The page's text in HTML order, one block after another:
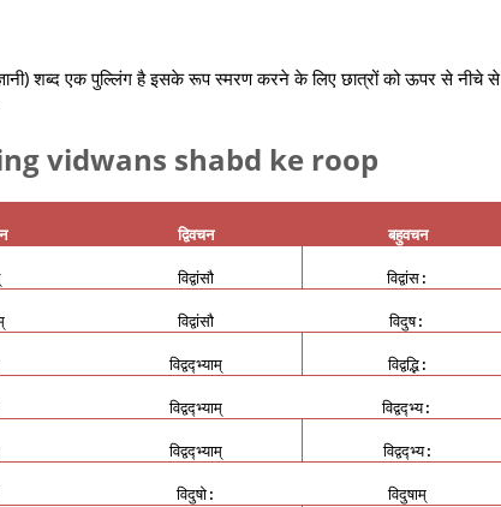
शब्द एक पुल्लिंग है इसके रूप स्मरण करने के लिए छात्रों को ऊपर से नीचे से
vidwans shabd ke roop
द्विवचन
बहुवचन
विद्वांसौ विद्वांस :
विद्वांसौ विदुष:
विद्वद्भ्याम् विद्वद्भि:
विद्वद्भ्याम् विद्वद्भ्य:
विद्वद्भ्याम् विद्वद्भ्य:
विदुषो:
विदुषाम्